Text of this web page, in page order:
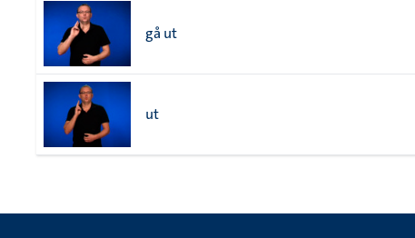
gå ut
ut